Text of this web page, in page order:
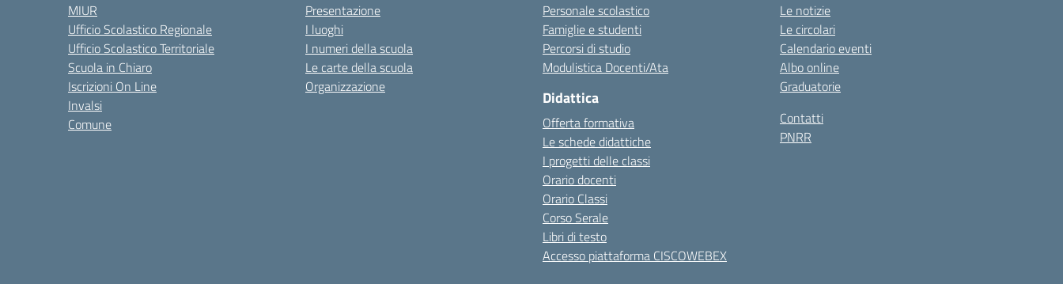
MIUR
Ufficio Scolastico Regionale
Ufficio Scolastico Territoriale
Scuola in Chiaro
Iscrizioni On Line
Invalsi
Comune
Presentazione
I luoghi
I numeri della scuola
Le carte della scuola
Organizzazione
Personale scolastico
Famiglie e studenti
Percorsi di studio
Modulistica Docenti/Ata
Didattica
Offerta formativa
Le schede didattiche
I progetti delle classi
Orario docenti
Orario Classi
Corso Serale
Libri di testo
Accesso piattaforma CISCOWEBEX
Le notizie
Le circolari
Calendario eventi
Albo online
Graduatorie
Contatti
PNRR